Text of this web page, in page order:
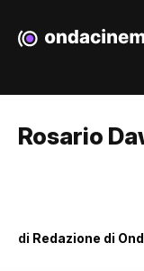
Rosario
di Redazione di